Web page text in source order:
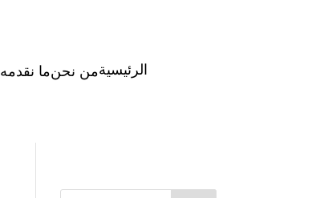
الرئيسيةمن نحنما نقدمه